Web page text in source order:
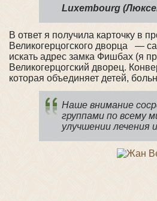
Luxembourg
В ответ я получила карточку в
Великогерцогского дворца —
искать адрес замка Фишбах (я
Великогерцогский дворец.
которая объединяет детей,
Наше внимание
группами по всему
улучшении лечения